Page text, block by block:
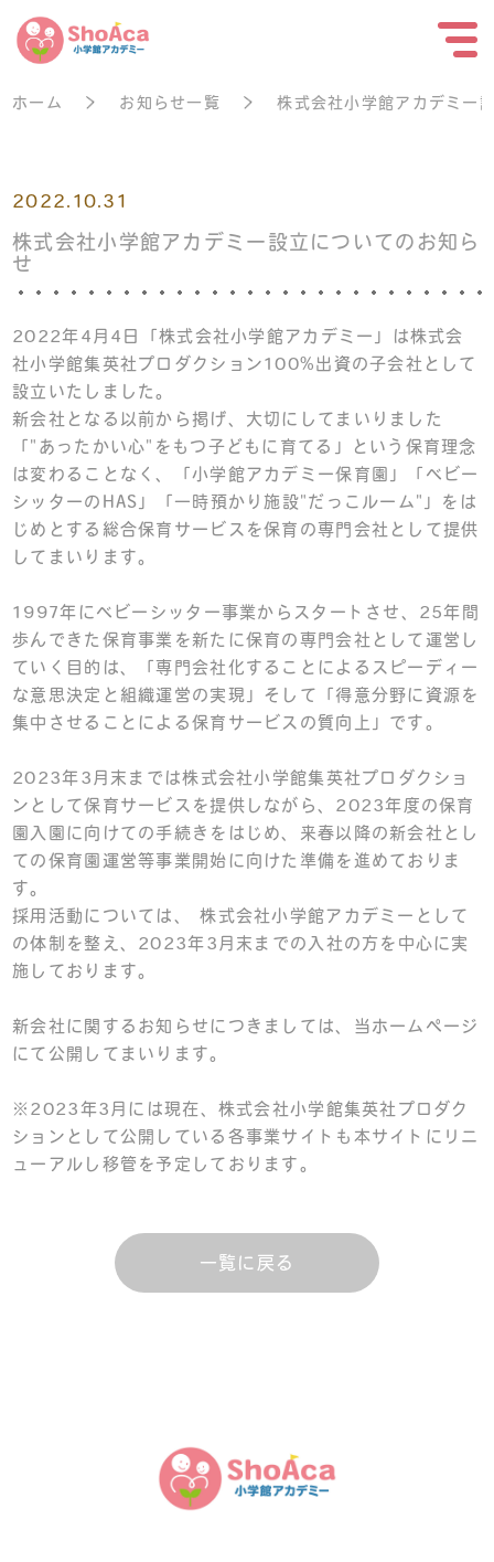
ホーム お知らせ一覧 株式会社小学館アカデミー
2022.10.31
株式会社小学館アカデミー設立についてのお知ら
せ
2022年4月4日「株式会社小学館アカデミー」は株式会
社小学館集英社プロダクション100%出資の子会社として
設立いたしました。
新会社となる以前から掲げ、大切にしてまいりました
「"あったかい心"をもつ子どもに育てる」という保育理念
は変わることなく、「小学館アカデミー保育園」「ベビー
シッターのHAS」「一時預かり施設"だっこルーム"」をは
じめとする総合保育サービスを保育の専門会社として提供
してまいります。
1997年にベビーシッター事業からスタートさせ、25年間
歩んできた保育事業を新たに保育の専門会社として運営し
ていく目的は、「専門会社化することによるスピーディー
な意思決定と組織運営の実現」そして「得意分野に資源を
集中させることによる保育サービスの質向上」です。
2023年3月末までは株式会社小学館集英社プロダクショ
ンとして保育サービスを提供しながら、2023年度の保育
園入園に向けての手続きをはじめ、来春以降の新会社とし
ての保育園運営等事業開始に向けた準備を進めておりま
す。
採用活動については、 株式会社小学館アカデミーとして
の体制を整え、2023年3月末までの入社の方を中心に実
施しております。
新会社に関するお知らせにつきましては、当ホームページ
にて公開してまいります。
※2023年3月には現在、株式会社小学館集英社プロダク
ションとして公開している各事業サイトも本サイトにリニ
ューアルし移管を予定しております。
一覧に戻る